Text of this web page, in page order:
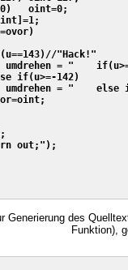
oint=0;
"Hack!"
umdrehen = "
if(u>=-142)
umdrehen = "    else
out;");
Generierung des
Funktion),